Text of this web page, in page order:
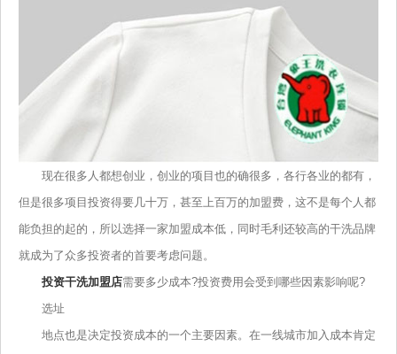
现在很多人都想创业，创业的项目也的确很多，各行各业的都有，
但是很多项目投资得要几十万，甚至上百万的加盟费，这不是每个人都
能负担的起的，所以选择一家加盟成本低，同时毛利还较高的干洗品牌
就成为了众多投资者的首要考虑问题。
投资干洗加盟店需要多少成本?投资费用会受到哪些因素影响呢?
选址
地点也是决定投资成本的一个主要因素。在一线城市加入成本肯定